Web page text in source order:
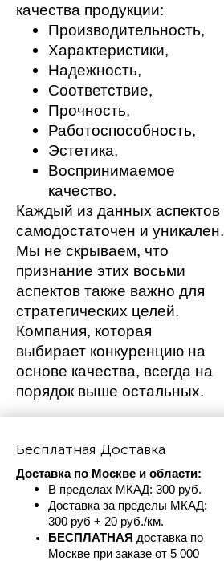
качества продукции:
Производительность,
Характеристики,
Надежность,
Соответствие,
Прочность,
Работоспособность,
Эстетика,
Воспринимаемое
качество.
Каждый из данных аспектов
самодостаточен и уникален.
Мы не скрываем, что
признание этих восьми
аспектов также важно для
стратегических целей.
Компания, которая
выбирает конкуренцию на
основе качества, всегда на
порядок выше остальных.
Бесплатная Доставка
Доставка по Москве и области:
В пределах МКАД: 300 руб.
Доставка за пределы МКАД:
300 руб + 20 руб./км.
БЕСПЛАТНАЯ доставка по
Москве при заказе от 5 000